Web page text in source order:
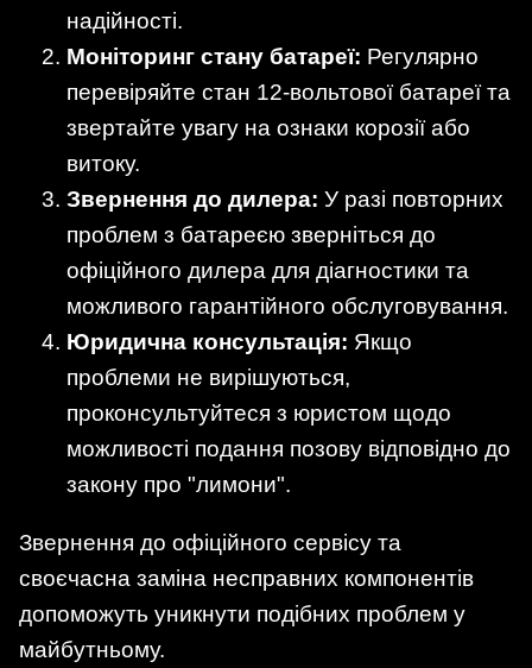
надійності.
Моніторинг стану батареї: Регулярно
перевіряйте стан 12-вольтової батареї та
звертайте увагу на ознаки корозії або
витоку.
Звернення до дилера: У разі повторних
проблем з батареєю зверніться до
офіційного дилера для діагностики та
можливого гарантійного обслуговування.
Юридична консультація: Якщо
проблеми не вирішуються,
проконсультуйтеся з юристом щодо
можливості подання позову відповідно до
закону про "лимони".
Звернення до офіційного сервісу та
своєчасна заміна несправних компонентів
допоможуть уникнути подібних проблем у
майбутньому.